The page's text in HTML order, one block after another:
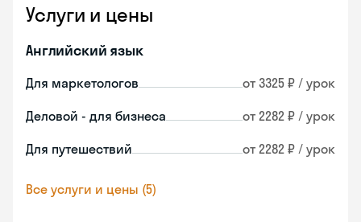
Услуги и цены
Английский язык
Для маркетологов от 3325 ₽ / урок
Деловой - для бизнеса от 2282 ₽ / урок
Для путешествий от 2282 ₽ / урок
Все услуги и цены (5)